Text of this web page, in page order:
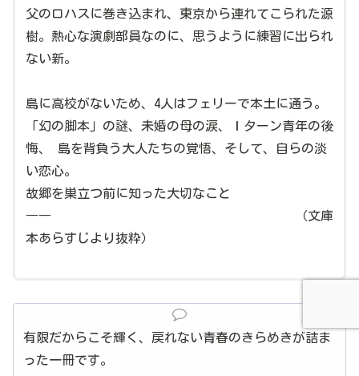
父のロハスに巻き込まれ、東京から連れてこられた源
樹。熱心な演劇部員なのに、思うように練習に出られ
ない新。
島に高校がないため、4人はフェリーで本土に通う。
「幻の脚本」の謎、未婚の母の涙、Ｉターン青年の後
悔、 島を背負う大人たちの覚悟、そして、自らの淡
い恋心。
故郷を巣立つ前に知った大切なこと
―― （文庫
本あらすじより抜粋）
有限だからこそ輝く、戻れない青春のきらめきが詰ま
った一冊です。